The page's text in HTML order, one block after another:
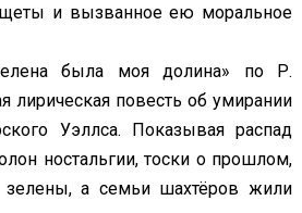
и вызванное ею моральное
была моя долина» по Р.
лирическая повесть об умирании
Уэллса. Показывая распад
ностальгии, тоски о прошлом,
а семьи шахтёров жили